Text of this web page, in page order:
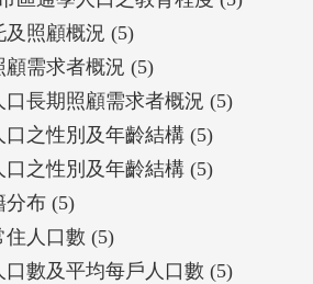
及照顧概況 (5)
需求者概況 (5)
長期照顧需求者概況 (5)
之性別及年齡結構 (5)
之性別及年齡結構 (5)
分布 (5)
住人口數 (5)
數及平均每戶人口數 (5)